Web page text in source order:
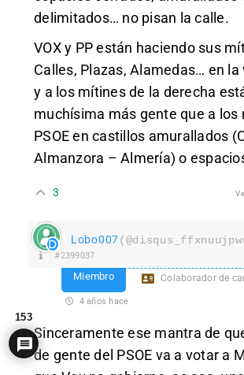
delimitados… no pisan la calle.
VOX y PP están haciendo sus
Calles, Plazas, Alamedas… en
y a los mítines de la derecha
muchísima más gente que a los
PSOE en castillos amurallados
Almanzora – Almería) o
3
Lobo007
#2399037
Miembro Colaborador de
4 años hace
Sinceramente ese mantra de
de gente del PSOE va a votar a
153